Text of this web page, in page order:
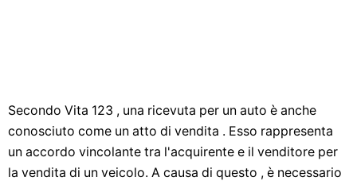
Secondo Vita 123 , una ricevuta per un auto è anche
conosciuto come un atto di vendita . Esso rappresenta
un accordo vincolante tra l'acquirente e il venditore per
la vendita di un veicolo. A causa di questo , è necessario